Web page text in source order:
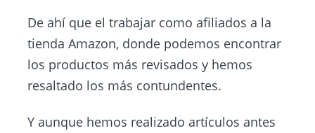
De ahí que el trabajar como afiliados a la
tienda Amazon, donde podemos encontrar
los productos más revisados y hemos
resaltado los más contundentes.
Y aunque hemos realizado artículos antes